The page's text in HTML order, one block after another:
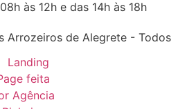
às 12h e das 14h às 18h
de Alegrete - Todos